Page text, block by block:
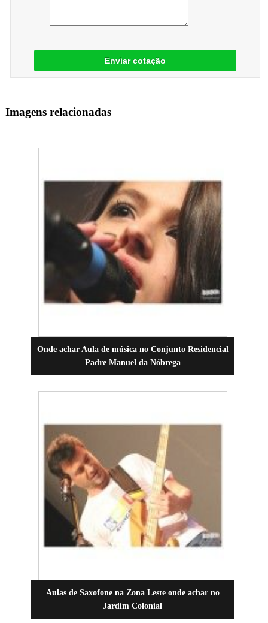
Enviar cotação
Imagens relacionadas
Onde achar Aula de música no Conjunto Residencial
Padre Manuel da Nóbrega
Aulas de Saxofone na Zona Leste onde achar no
Jardim Colonial